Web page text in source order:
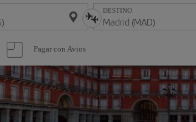
DESTINO
Pagar con Avios